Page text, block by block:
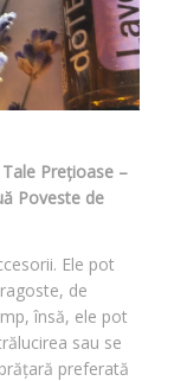
Prețioase –
Poveste de
Ele pot
de
însă, ele pot
sau se
preferată